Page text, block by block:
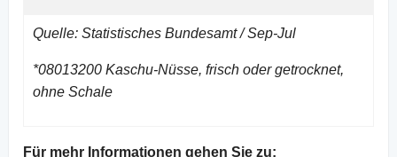
Quelle: Statistisches Bundesamt / Sep-Jul
*08013200 Kaschu-Nüsse, frisch oder getrocknet,
ohne Schale
Für mehr Informationen gehen Sie zu: